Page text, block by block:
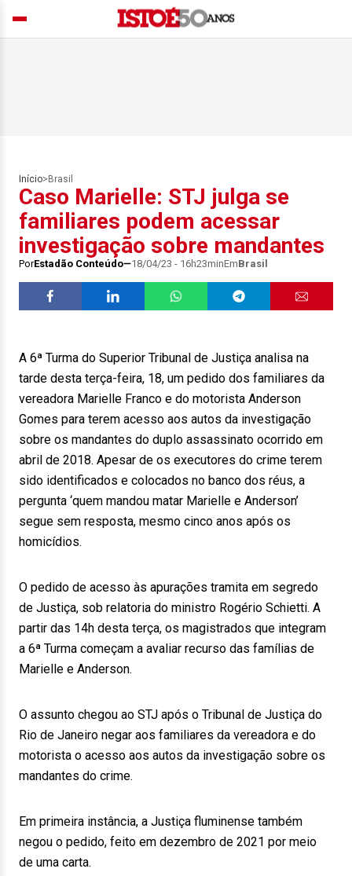
Início> Brasil
Caso Marielle: STJ julga se
familiares podem acessar
investigação sobre mandantes
PorEstadão Conteúdo 18/04/23 - 16h23minEmBrasil
A 6ª Turma do Superior Tribunal de Justiça analisa na
tarde desta terça-feira, 18, um pedido dos familiares da
vereadora Marielle Franco e do motorista Anderson
Gomes para terem acesso aos autos da investigação
sobre os mandantes do duplo assassinato ocorrido em
abril de 2018. Apesar de os executores do crime terem
sido identificados e colocados no banco dos réus, a
pergunta ‘quem mandou matar Marielle e Anderson’
segue sem resposta, mesmo cinco anos após os
homicídios.
O pedido de acesso às apurações tramita em segredo
de Justiça, sob relatoria do ministro Rogério Schietti. A
partir das 14h desta terça, os magistrados que integram
a 6ª Turma começam a avaliar recurso das famílias de
Marielle e Anderson.
O assunto chegou ao STJ após o Tribunal de Justiça do
Rio de Janeiro negar aos familiares da vereadora e do
motorista o acesso aos autos da investigação sobre os
mandantes do crime.
Em primeira instância, a Justiça fluminense também
negou o pedido, feito em dezembro de 2021 por meio
de uma carta.